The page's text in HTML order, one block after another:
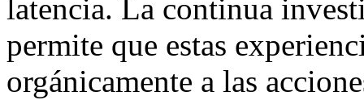
latencia. La continua
permite que estas
orgánicamente a las